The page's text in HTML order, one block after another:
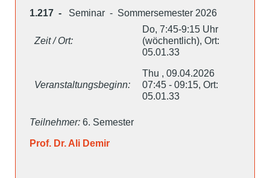
1.217 - Seminar - Sommersemester 2026
Zeit / Ort:
Do, 7:45-9:15 Uhr
(wöchentlich), Ort:
05.01.33
Veranstaltungsbeginn:
Thu , 09.04.2026
07:45 - 09:15, Ort:
05.01.33
Teilnehmer: 6. Semester
Prof. Dr. Ali Demir